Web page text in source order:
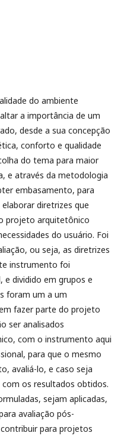
do ambiente
a importância de um
desde a sua concepção
conforto e qualidade
do tema para maior
e através da metodologia
embasamento, para
diretrizes que
projeto arquitetônico
do usuário. Foi
ou seja, as diretrizes
instrumento foi
e dividido em grupos e
foram um a um
fazer parte do projeto
ser analisados
com o instrumento aqui
para que o mesmo
avaliá-lo, e caso seja
os resultados obtidos.
sejam aplicadas,
avaliação pós-
para projetos